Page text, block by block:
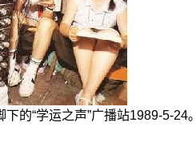
的“学运之声”广播站1989-5-24。